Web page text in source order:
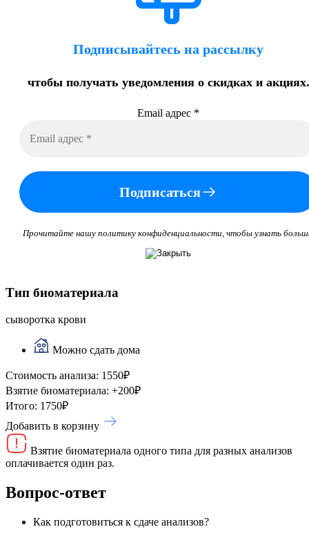
Подписывайтесь на рассылку
чтобы получать уведомления о скидках и акциях.
Email адрес *
Подписаться
Прочитайте нашу политику конфиденциальности, чтобы узнать
Тип биоматериала
сыворотка крови
Можно сдать дома
Стоимость анализа: 1550₽
Взятие биоматериала: +200₽
Итого: 1750₽
Добавить в корзину
Взятие биоматериала одного типа для разных анализов
оплачивается один раз.
Вопрос-ответ
Как подготовиться к сдаче анализов?